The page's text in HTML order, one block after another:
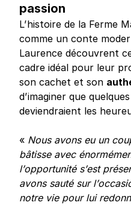
passion
L’histoire de la Ferme
comme un conte
Laurence découvrent
cadre idéal pour leur
son cachet et son
d’imaginer que
deviendraient les
« Nous avons eu un
bâtisse avec
l’opportunité s’est
avons sauté sur
notre vie pour lui